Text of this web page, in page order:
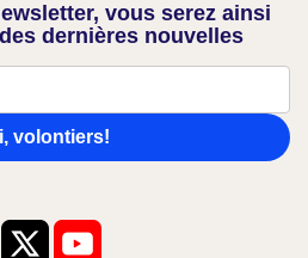
vous serez ainsi
dernières nouvelles
volontiers!